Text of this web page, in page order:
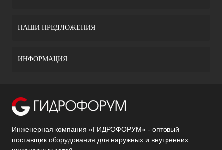
НАШИ ПРЕДЛОЖЕНИЯ
ИНФОРМАЦИЯ
Инженерная компания «ГИДРОФОРУМ» - оптовый
поставщик оборудования для наружных и внутренних